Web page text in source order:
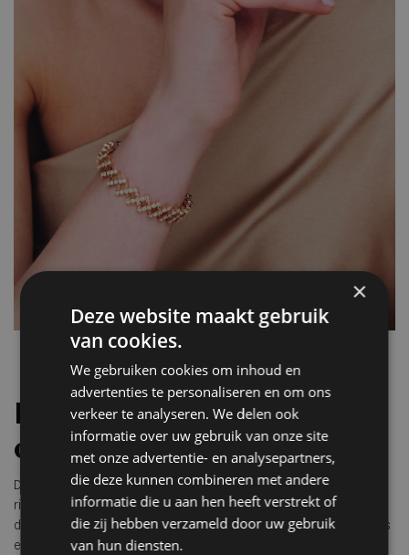
Brevetto en Serafino
collecties
De Brevetto collectie introduceerde ’s werelds eerste multisize
ring, verstelbaar met één vloeiende beweging. De collectie omvat
daarnaast oorbellen, armbanden en hangers met variabele lengtes
en structuren. De Serafino collectie gaat nog een stap verder met
×
Deze website maakt gebruik
van cookies.
We gebruiken cookies om inhoud en
advertenties te personaliseren en om ons
verkeer te analyseren. We delen ook
informatie over uw gebruik van onze site
met onze advertentie- en analysepartners,
die deze kunnen combineren met andere
informatie die u aan hen heeft verstrekt of
die zij hebben verzameld door uw gebruik
van hun diensten.